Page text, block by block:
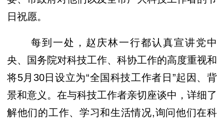
日祝愿。
每到一处，赵庆林一行都认真宣讲党中
央、国务院对科技工作、科协工作的高度重视和
将5月30日设立为“全国科技工作者日”起因、背
景和意义。在与科技工作者亲切座谈中，详细了
解他们的工作、学习和生活情况,询问他们在科